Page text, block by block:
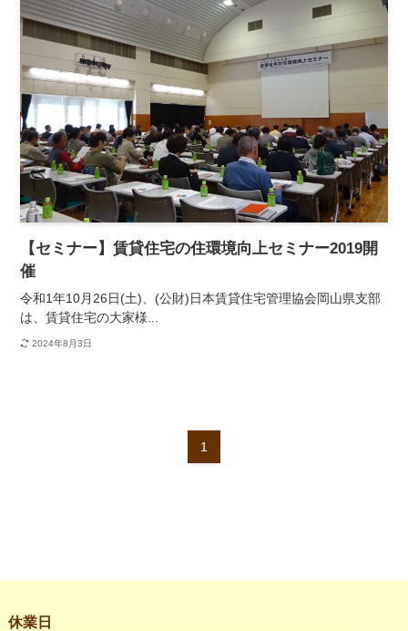
【セミナー】賃貸住宅の住環境向上セミナー2019開
催
令和1年10月26日(土)、(公財)日本賃貸住宅管理協会岡山県支部
は、賃貸住宅の大家様...
2024年8月3日
1
休業日